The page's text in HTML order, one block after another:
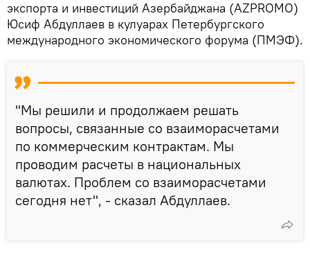
экспорта и инвестиций Азербайджана (AZPROMO)
Юсиф Абдуллаев в кулуарах Петербургского
международного экономического форума (ПМЭФ).
"Мы решили и продолжаем решать
вопросы, связанные со взаиморасчетами
по коммерческим контрактам. Мы
проводим расчеты в национальных
валютах. Проблем со взаиморасчетами
сегодня нет", - сказал Абдуллаев.